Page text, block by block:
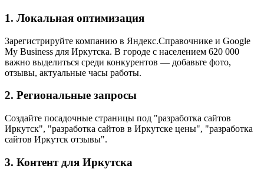
1. Локальная оптимизация
Зарегистрируйте компанию в Яндекс.Справочнике и Google
My Business для Иркутска. В городе с населением 620 000
важно выделиться среди конкурентов — добавьте фото,
отзывы, актуальные часы работы.
2. Региональные запросы
Создайте посадочные страницы под "разработка сайтов
Иркутск", "разработка сайтов в Иркутске цены", "разработка
сайтов Иркутск отзывы".
3. Контент для Иркутска